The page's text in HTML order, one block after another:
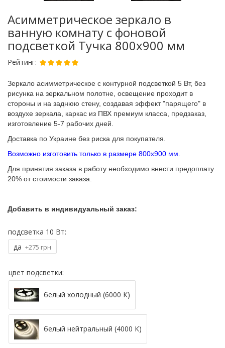
Асимметрическое зеркало в
ванную комнату с фоновой
подсветкой Тучка 800х900 мм
Рейтинг:
Зеркало асимметрическое с контурной подсветкой 5 Вт, без
рисунка на зеркальном полотне, освещение проходит в
стороны и на заднюю стену, создавая эффект "парящего" в
воздухе зеркала, каркас из ПВХ премиум класса, предзаказ,
изготовление 5-7 рабочих дней.
Доставка по Украине без риска для покупателя.
Возможно изготовить только в размере 800х900 мм.
Для принятия заказа в работу необходимо внести предоплату
20% от стоимости заказа.
Добавить в индивидуальный заказ:
подсветка 10 Вт:
да +275 грн
цвет подсветки:
белый холодный (6000 К)
белый нейтральный (4000 К)